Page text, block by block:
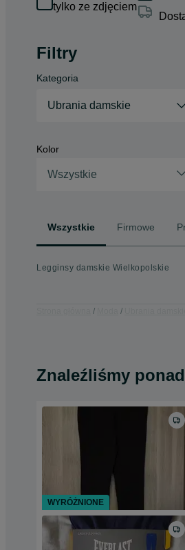
tylko ze zdjęciem
Filtry
Kategoria
Ubrania damskie
Kolor
Wszystkie
Wszystkie Firmowe
Legginsy damskie Wielkopolskie
Znaleźliśmy ponad
WYRÓŻNIONE